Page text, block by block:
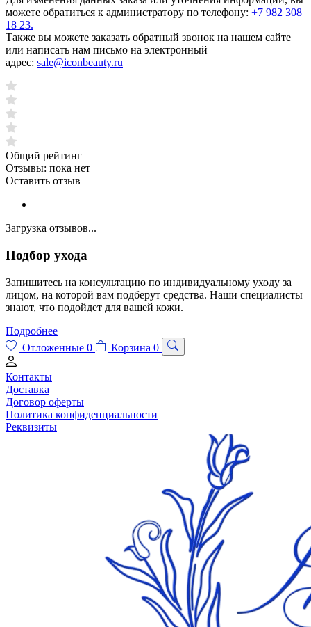
можете обратиться к администратору по телефону: +7 982 308
18 23.
Также вы можете заказать обратный звонок на нашем сайте
или написать нам письмо на электронный
адрес: sale@iconbeauty.ru
Общий рейтинг
Отзывы: пока нет
Оставить отзыв
Загрузка отзывов...
Подбор ухода
Запишитесь на консультацию по индивидуальному уходу за
лицом, на которой вам подберут средства. Наши специалисты
знают, что подойдет для вашей кожи.
Подробнее
Отложенные 0 Корзина 0
Контакты
Доставка
Договор оферты
Политика конфиденциальности
Реквизиты